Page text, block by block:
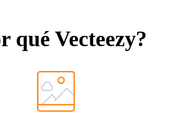
qué Vecteezy?